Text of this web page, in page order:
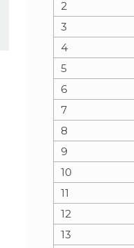
2
3
4
5
6
7
8
9
10
11
12
13